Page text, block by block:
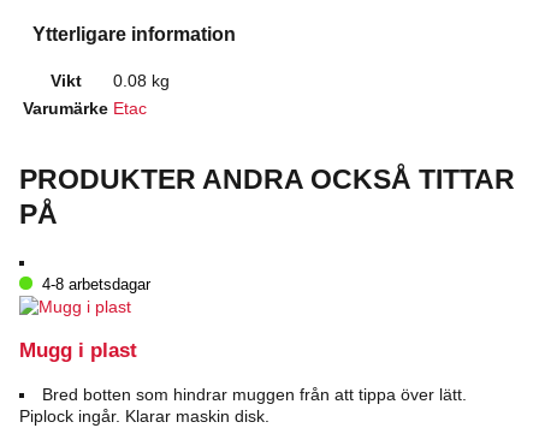
mängd
Ytterligare information
Vikt
0.08 kg
Varumärke Etac
PRODUKTER ANDRA OCKSÅ TITTAR
PÅ
4-8 arbetsdagar
Mugg i plast
Bred botten som hindrar muggen från att tippa över lätt.
Piplock ingår. Klarar maskin disk.